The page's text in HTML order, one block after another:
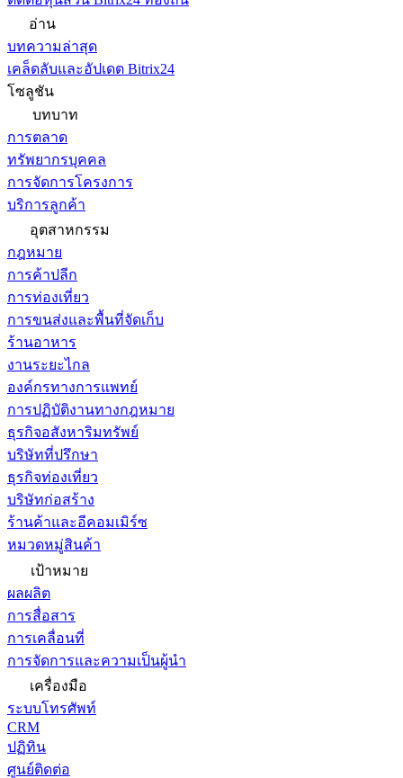
อ่าน
บทความล่าสุด
เคล็ดลับและอัปเดต Bitrix24
โซลูชัน
บทบาท
การตลาด
ทรัพยากรบุคคล
การจัดการโครงการ
บริการลูกค้า
อุตสาหกรรม
กฎหมาย
การค้าปลีก
การท่องเที่ยว
การขนส่งและพื้นที่จัดเก็บ
ร้านอาหาร
งานระยะไกล
องค์กรทางการแพทย์
การปฏิบัติงานทางกฎหมาย
ธุรกิจอสังหาริมทรัพย์
บริษัทที่ปรึกษา
ธุรกิจท่องเที่ยว
บริษัทก่อสร้าง
ร้านค้าและอีคอมเมิร์ซ
หมวดหมู่สินค้า
เป้าหมาย
ผลผลิต
การสื่อสาร
การเคลื่อนที่
การจัดการและความเป็นผู้นำ
เครื่องมือ
ระบบโทรศัพท์
CRM
ปฏิทิน
ศูนย์ติดต่อ